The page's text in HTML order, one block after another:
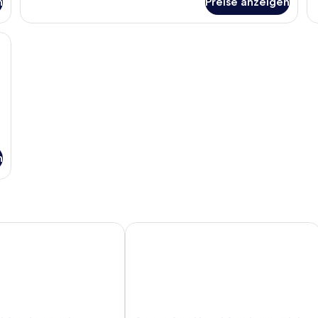
Schreibtisch, Stuhl und Fernseher.
Crown Spa Hotel Scarborough by